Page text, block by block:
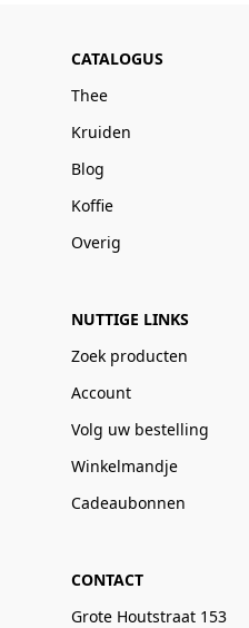
CATALOGUS
Thee
Kruiden
Blog
Koffie
Overig
NUTTIGE LINKS
Zoek producten
Account
Volg uw bestelling
Winkelmandje
Cadeaubonnen
CONTACT
Grote Houtstraat 153